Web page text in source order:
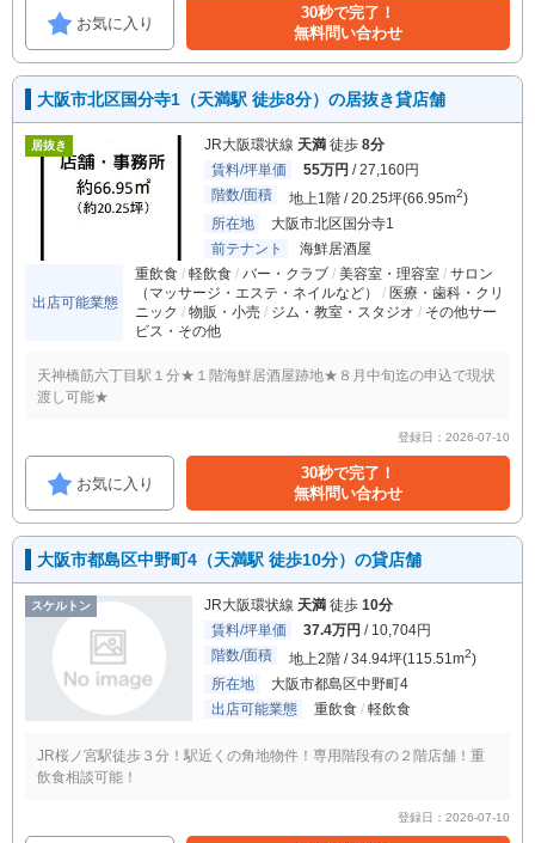
お気に入り
30秒で完了！
無料問い合わせ
大阪市北区国分寺1（天満駅 徒歩8分）の居抜き貸店舗
居抜き JR大阪環状線 天満 徒歩 8分
賃料/坪単価
55万円 / 27,160円
階数/面積
地上1階 / 20.25坪(66.95m2)
所在地
大阪市北区国分寺1
前テナント
海鮮居酒屋
出店可能業態
重飲食 軽飲食 バー・クラブ 美容室・理容室
サロン
（マッサージ・エステ・ネイルなど）
医療・歯科・クリ
ニック
物販・小売 ジム・教室・スタジオ
その他サー
ビス・その他
天神橋筋六丁目駅１分★１階海鮮居酒屋跡地★８月中旬迄の申込で現状
渡し可能★
登録日：2026-07-10
お気に入り
30秒で完了！
無料問い合わせ
大阪市都島区中野町4（天満駅 徒歩10分）の貸店舗
スケルトン JR大阪環状線 天満 徒歩 10分
賃料/坪単価
37.4万円 / 10,704円
階数/面積
地上2階 / 34.94坪(115.51m2)
所在地
大阪市都島区中野町4
出店可能業態
重飲食 軽飲食
JR桜ノ宮駅徒歩３分！駅近くの角地物件！専用階段有の２階店舗！重
飲食相談可能！
登録日：2026-07-10